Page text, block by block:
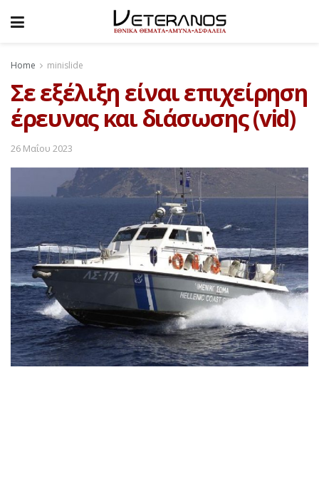
Home minislide
Σε εξέλιξη είναι επιχείρηση
έρευνας και διάσωσης (vid)
26 Μαΐου 2023